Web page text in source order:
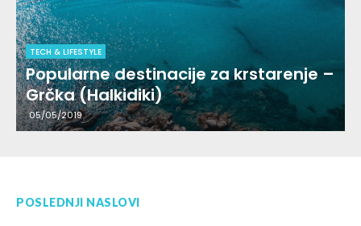
TECH & LIFESTYLE
Popularne destinacije za krstarenje –
Grčka (Halkidiki)
05/05/2019
POSLEDNJI NASLOVI